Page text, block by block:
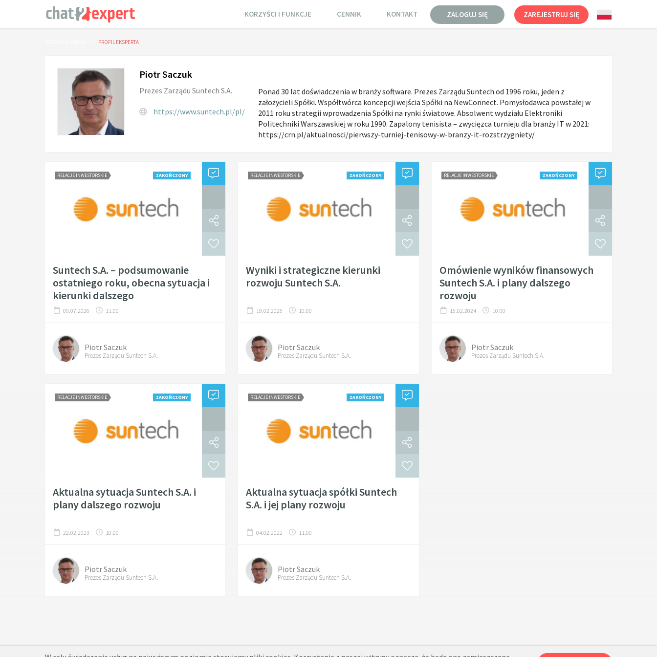
KORZYŚCI I FUNKCJE CENNIK KONTAKT ZALOGUJ SIĘ ZAREJESTRUJ SIĘ
PROFIL EKSPERTA
Piotr Saczuk
Prezes Zarządu Suntech S.A.
https://www.suntech.pl/pl/
Ponad 30 lat doświadczenia w branży software. Prezes Zarządu Suntech od 1996 roku, jeden z
założycieli Spółki. Współtwórca koncepcji wejścia Spółki na NewConnect. Pomysłodawca powstałej w
2011 roku strategii wprowadzenia Spółki na rynki światowe. Absolwent wydziału Elektroniki
Politechniki Warszawskiej w roku 1990. Zapalony tenisista – zwycięzca turnieju dla branży IT w 2021:
https://crn.pl/aktualnosci/pierwszy-turniej-tenisowy-w-branzy-it-rozstrzygniety/
RELACJE INWESTORSKIE ZAKOŃCZONY
Suntech S.A. – podsumowanie
ostatniego roku, obecna sytuacja i
kierunki dalszego
09.07.2026 11:00
Piotr Saczuk
Prezes Zarządu Suntech S.A.
RELACJE INWESTORSKIE ZAKOŃCZONY
Wyniki i strategiczne kierunki
rozwoju Suntech S.A.
19.02.2025 10:00
Piotr Saczuk
Prezes Zarządu Suntech S.A.
RELACJE INWESTORSKIE ZAKOŃCZONY
Omówienie wyników finansowych
Suntech S.A. i plany dalszego
rozwoju
15.02.2024 10:00
Piotr Saczuk
Prezes Zarządu Suntech S.A.
RELACJE INWESTORSKIE ZAKOŃCZONY
Aktualna sytuacja Suntech S.A. i
plany dalszego rozwoju
22.02.2023 10:00
Piotr Saczuk
Prezes Zarządu Suntech S.A.
RELACJE INWESTORSKIE ZAKOŃCZONY
Aktualna sytuacja spółki Suntech
S.A. i jej plany rozwoju
04.02.2022 11:00
Piotr Saczuk
Prezes Zarządu Suntech S.A.